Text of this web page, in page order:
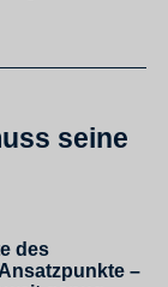
seine
des
–